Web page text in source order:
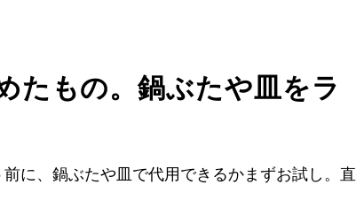
たもの。鍋ぶたや皿をラ
に、鍋ぶたや皿で代用できるかまずお試し。直